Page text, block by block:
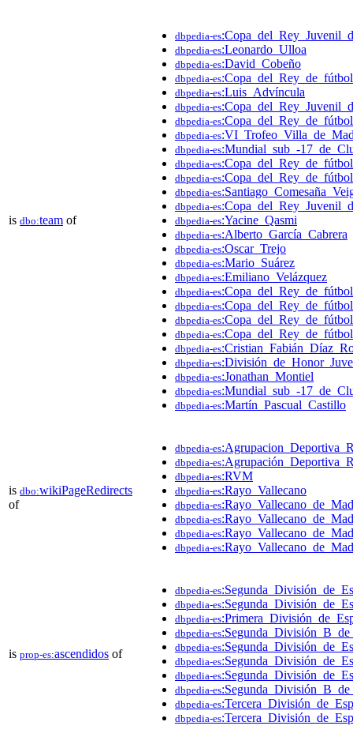
is dbo:team of
dbpedia-es
dbpedia-es:Leonardo_Ulloa
dbpedia-es:David_Cobeño
dbpedia-es
dbpedia-es:Luis_Advíncula
dbpedia-es
dbpedia-es
dbpedia-es
dbpedia-es:Mundial_sub_-
dbpedia-es
dbpedia-es
dbpedia-es
dbpedia-es
dbpedia-es:Yacine_Qasmi
dbpedia-es:Alberto_García_Cabrera
dbpedia-es:Oscar_Trejo
dbpedia-es:Mario_Suárez
dbpedia-es:Emiliano_Velázquez
dbpedia-es
dbpedia-es
dbpedia-es
dbpedia-es
dbpedia-es
dbpedia-es
dbpedia-es:Jonathan_Montiel
dbpedia-es:Mundial_sub_-
dbpedia-es:Martín_Pascual_Castillo
is dbo:wikiPageRedirects
of
dbpedia-es
dbpedia-es
dbpedia-es:RVM
dbpedia-es:Rayo_Vallecano
dbpedia-es
dbpedia-es
dbpedia-es
dbpedia-es
is prop-es:ascendidos of
dbpedia-es
dbpedia-es
dbpedia-es
dbpedia-es
dbpedia-es
dbpedia-es
dbpedia-es
dbpedia-es
dbpedia-es
dbpedia-es